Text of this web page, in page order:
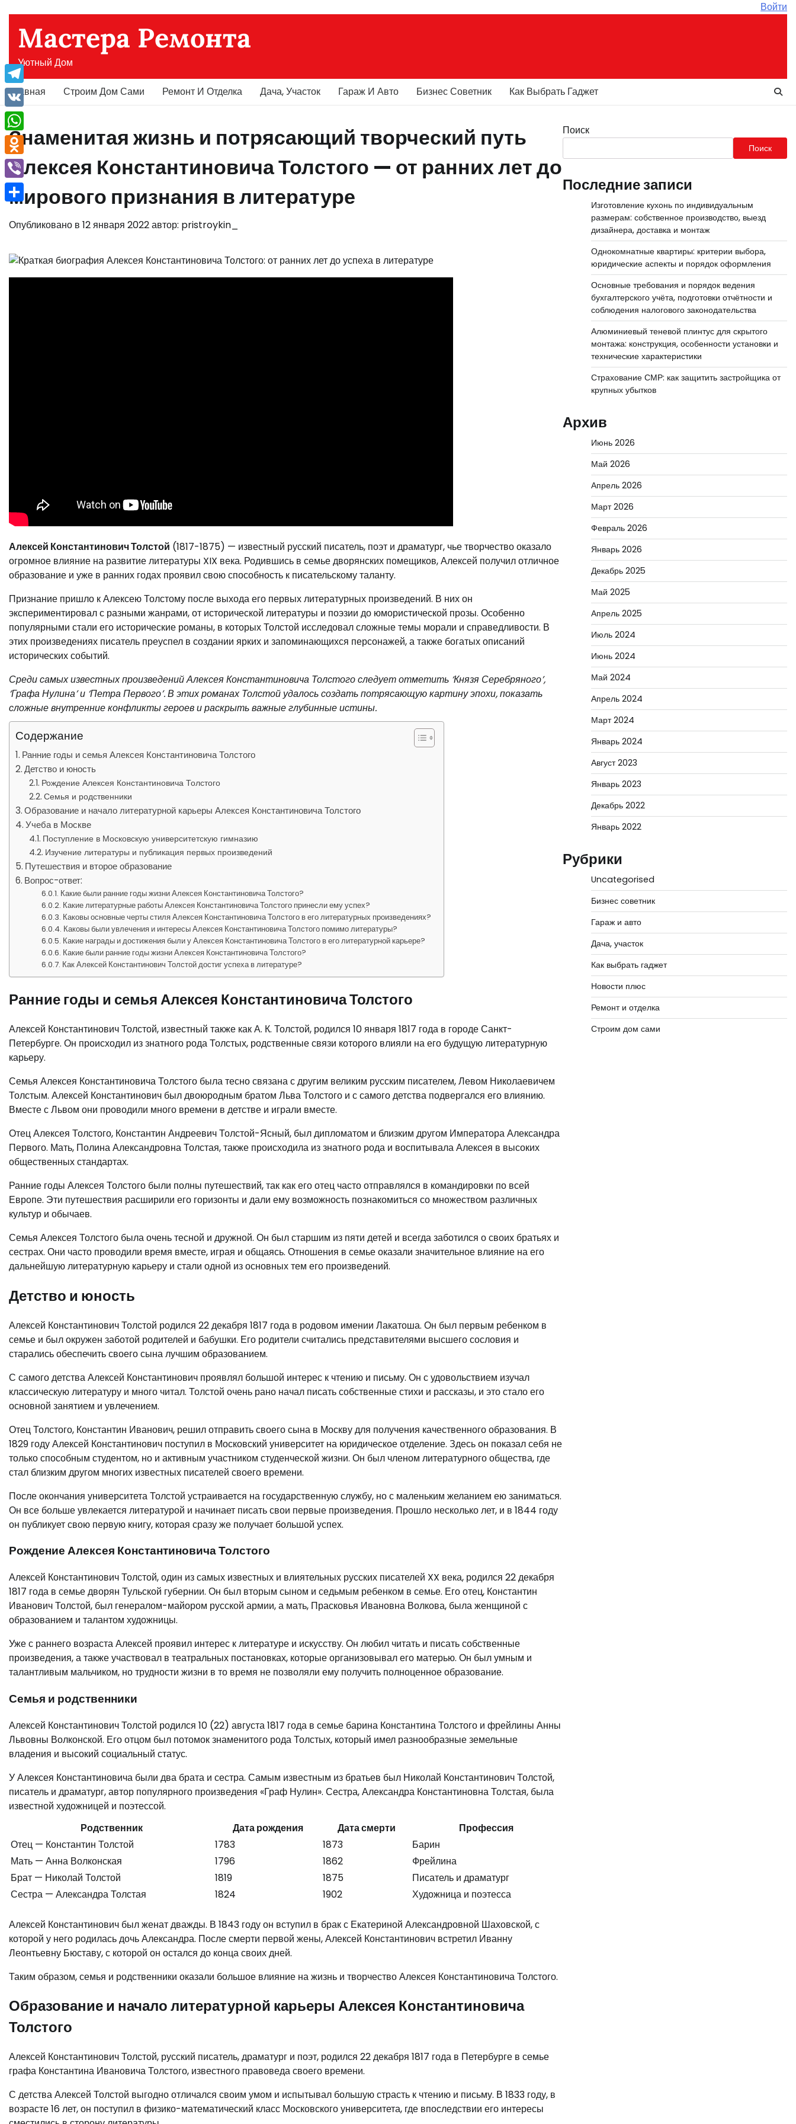
содержимому
Войти
Мастера Ремонта
Уютный Дом
Главная Строим Дом Сами Ремонт И Отделка Дача, Участок Гараж И Авто Бизнес Советник Как Выбрать Гаджет
Знаменитая жизнь и потрясающий творческий путь
Алексея Константиновича Толстого — от ранних лет до
мирового признания в литературе
Опубликовано в 12 января 2022автор: pristroykin_
Алексей Константинович Толстой (1817-1875) — известный русский писатель, поэт и драматург, чье творчество оказало
огромное влияние на развитие литературы XIX века. Родившись в семье дворянских помещиков, Алексей получил отличное
образование и уже в ранних годах проявил свою способность к писательскому таланту.
Признание пришло к Алексею Толстому после выхода его первых литературных произведений. В них он
экспериментировал с разными жанрами, от исторической литературы и поэзии до юмористической прозы. Особенно
популярными стали его исторические романы, в которых Толстой исследовал сложные темы морали и справедливости. В
этих произведениях писатель преуспел в создании ярких и запоминающихся персонажей, а также богатых описаний
исторических событий.
Среди самых известных произведений Алексея Константиновича Толстого следует отметить ‘Князя Серебряного’,
‘Графа Нулина’ и ‘Петра Первого’. В этих романах Толстой удалось создать потрясающую картину эпохи, показать
сложные внутренние конфликты героев и раскрыть важные глубинные истины.
Содержание
Ранние годы и семья Алексея Константиновича Толстого
Детство и юность
Рождение Алексея Константиновича Толстого
Семья и родственники
Образование и начало литературной карьеры Алексея Константиновича Толстого
Учеба в Москве
Поступление в Московскую университетскую гимназию
Изучение литературы и публикация первых произведений
Путешествия и второе образование
Вопрос-ответ:
Какие были ранние годы жизни Алексея Константиновича Толстого?
Какие литературные работы Алексея Константиновича Толстого принесли ему успех?
Каковы основные черты стиля Алексея Константиновича Толстого в его литературных произведениях?
Каковы были увлечения и интересы Алексея Константиновича Толстого помимо литературы?
Какие награды и достижения были у Алексея Константиновича Толстого в его литературной карьере?
Какие были ранние годы жизни Алексея Константиновича Толстого?
Как Алексей Константинович Толстой достиг успеха в литературе?
Ранние годы и семья Алексея Константиновича Толстого
Алексей Константинович Толстой, известный также как А. К. Толстой, родился 10 января 1817 года в городе Санкт-
Петербурге. Он происходил из знатного рода Толстых, родственные связи которого влияли на его будущую литературную
карьеру.
Семья Алексея Константиновича Толстого была тесно связана с другим великим русским писателем, Левом Николаевичем
Толстым. Алексей Константинович был двоюродным братом Льва Толстого и с самого детства подвергался его влиянию.
Вместе с Львом они проводили много времени в детстве и играли вместе.
Отец Алексея Толстого, Константин Андреевич Толстой-Ясный, был дипломатом и близким другом Императора Александра
Первого. Мать, Полина Александровна Толстая, также происходила из знатного рода и воспитывала Алексея в высоких
общественных стандартах.
Ранние годы Алексея Толстого были полны путешествий, так как его отец часто отправлялся в командировки по всей
Европе. Эти путешествия расширили его горизонты и дали ему возможность познакомиться со множеством различных
культур и обычаев.
Семья Алексея Толстого была очень тесной и дружной. Он был старшим из пяти детей и всегда заботился о своих братьях и
сестрах. Они часто проводили время вместе, играя и общаясь. Отношения в семье оказали значительное влияние на его
дальнейшую литературную карьеру и стали одной из основных тем его произведений.
Детство и юность
Алексей Константинович Толстой родился 22 декабря 1817 года в родовом имении Лакатоша. Он был первым ребенком в
семье и был окружен заботой родителей и бабушки. Его родители считались представителями высшего сословия и
старались обеспечить своего сына лучшим образованием.
С самого детства Алексей Константинович проявлял большой интерес к чтению и письму. Он с удовольствием изучал
классическую литературу и много читал. Толстой очень рано начал писать собственные стихи и рассказы, и это стало его
основной занятием и увлечением.
Отец Толстого, Константин Иванович, решил отправить своего сына в Москву для получения качественного образования. В
1829 году Алексей Константинович поступил в Московский университет на юридическое отделение. Здесь он показал себя не
только способным студентом, но и активным участником студенческой жизни. Он был членом литературного общества, где
стал близким другом многих известных писателей своего времени.
После окончания университета Толстой устраивается на государственную службу, но с маленьким желанием ею заниматься.
Он все больше увлекается литературой и начинает писать свои первые произведения. Прошло несколько лет, и в 1844 году
он публикует свою первую книгу, которая сразу же получает большой успех.
Рождение Алексея Константиновича Толстого
Алексей Константинович Толстой, один из самых известных и влиятельных русских писателей XX века, родился 22 декабря
1817 года в семье дворян Тульской губернии. Он был вторым сыном и седьмым ребенком в семье. Его отец, Константин
Иванович Толстой, был генералом-майором русской армии, а мать, Прасковья Ивановна Волкова, была женщиной с
образованием и талантом художницы.
Уже с раннего возраста Алексей проявил интерес к литературе и искусству. Он любил читать и писать собственные
произведения, а также участвовал в театральных постановках, которые организовывал его матерью. Он был умным и
талантливым мальчиком, но трудности жизни в то время не позволяли ему получить полноценное образование.
Семья и родственники
Алексей Константинович Толстой родился 10 (22) августа 1817 года в семье барина Константина Толстого и фрейлины Анны
Львовны Волконской. Его отцом был потомок знаменитого рода Толстых, который имел разнообразные земельные
владения и высокий социальный статус.
У Алексея Константиновича были два брата и сестра. Самым известным из братьев был Николай Константинович Толстой,
писатель и драматург, автор популярного произведения «Граф Нулин». Сестра, Александра Константиновна Толстая, была
известной художницей и поэтессой.
Родственник
Дата рождения Дата смерти
Профессия
Отец — Константин Толстой
1783 1873
Барин
Мать — Анна Волконская
1796 1862
Фрейлина
Брат — Николай Толстой
1819 1875
Писатель и драматург
Сестра — Александра Толстая
1824 1902 Художница и поэтесса
Алексей Константинович был женат дважды. В 1843 году он вступил в брак с Екатериной Александровной Шаховской, с
которой у него родилась дочь Александра. После смерти первой жены, Алексей Константинович встретил Иванну
Леонтьевну Бюставу, с которой он остался до конца своих дней.
Таким образом, семья и родственники оказали большое влияние на жизнь и творчество Алексея Константиновича Толстого.
Образование и начало литературной карьеры Алексея Константиновича
Толстого
Алексей Константинович Толстой, русский писатель, драматург и поэт, родился 22 декабря 1817 года в Петербурге в семье
графа Константина Ивановича Толстого, известного правоведа своего времени.
С детства Алексей Толстой выгодно отличался своим умом и испытывал большую страсть к чтению и письму. В 1833 году, в
возрасте 16 лет, он поступил в физико-математический класс Московского университета, где впоследствии его интересы
Поиск
Поиск
Последние записи
Изготовление кухонь по индивидуальным
размерам: собственное производство, выезд
дизайнера, доставка и монтаж
Однокомнатные квартиры: критерии выбора,
юридические аспекты и порядок оформления
Основные требования и порядок ведения
бухгалтерского учёта, подготовки отчётности и
соблюдения налогового законодательства
Алюминиевый теневой плинтус для скрытого
монтажа: конструкция, особенности установки и
технические характеристики
Страхование СМР: как защитить застройщика от
крупных убытков
Архив
Июнь 2026
Май 2026
Апрель 2026
Март 2026
Февраль 2026
Январь 2026
Декабрь 2025
Май 2025
Апрель 2025
Июль 2024
Июнь 2024
Май 2024
Апрель 2024
Март 2024
Январь 2024
Август 2023
Январь 2023
Декабрь 2022
Январь 2022
Рубрики
Uncategorised
Бизнес советник
Гараж и авто
Дача, участок
Как выбрать гаджет
Новости плюс
Ремонт и отделка
Строим дом сами
Telegram
VK
WhatsApp
Odnoklassniki
Viber
Отправить